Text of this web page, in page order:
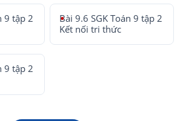
9 tập 2
Bài 9.6 SGK Toán 9 tập 2
Kết nối tri thức
9 tập 2